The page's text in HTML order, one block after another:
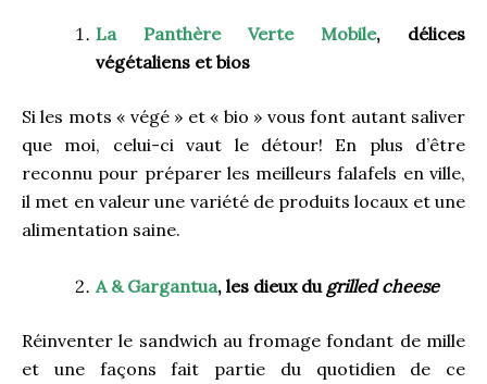
La Panthère Verte Mobile, délices
végétaliens et bios
Si les mots « végé » et « bio » vous font autant saliver
que moi, celui-ci vaut le détour! En plus d’être
reconnu pour préparer les meilleurs falafels en ville,
il met en valeur une variété de produits locaux et une
alimentation saine.
A & Gargantua, les dieux du grilled cheese
Réinventer le sandwich au fromage fondant de mille
et une façons fait partie du quotidien de ce